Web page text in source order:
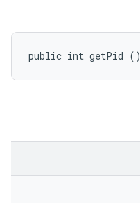
public int getPid ()